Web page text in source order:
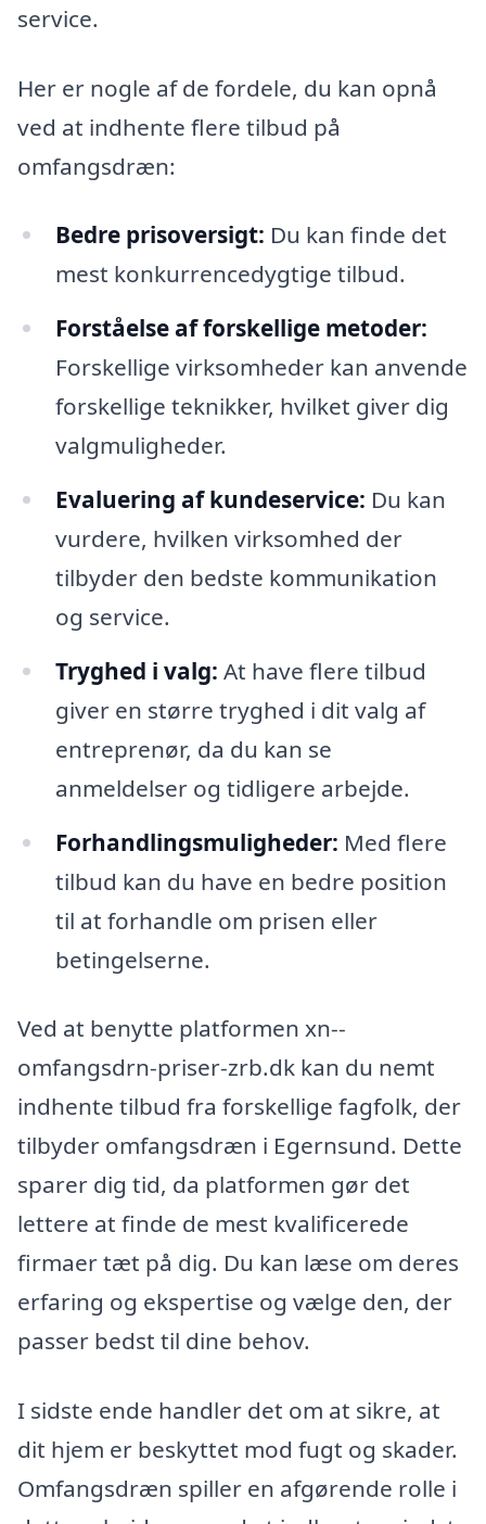
service.
Her er nogle af de fordele, du kan opnå
ved at indhente flere tilbud på
omfangsdræn:
Bedre prisoversigt: Du kan finde det
mest konkurrencedygtige tilbud.
Forståelse af forskellige metoder:
Forskellige virksomheder kan anvende
forskellige teknikker, hvilket giver dig
valgmuligheder.
Evaluering af kundeservice: Du kan
vurdere, hvilken virksomhed der
tilbyder den bedste kommunikation
og service.
Tryghed i valg: At have flere tilbud
giver en større tryghed i dit valg af
entreprenør, da du kan se
anmeldelser og tidligere arbejde.
Forhandlingsmuligheder: Med flere
tilbud kan du have en bedre position
til at forhandle om prisen eller
betingelserne.
Ved at benytte platformen xn--
omfangsdrn-priser-zrb.dk kan du nemt
indhente tilbud fra forskellige fagfolk, der
tilbyder omfangsdræn i Egernsund. Dette
sparer dig tid, da platformen gør det
lettere at finde de mest kvalificerede
firmaer tæt på dig. Du kan læse om deres
erfaring og ekspertise og vælge den, der
passer bedst til dine behov.
I sidste ende handler det om at sikre, at
dit hjem er beskyttet mod fugt og skader.
Omfangsdræn spiller en afgørende rolle i